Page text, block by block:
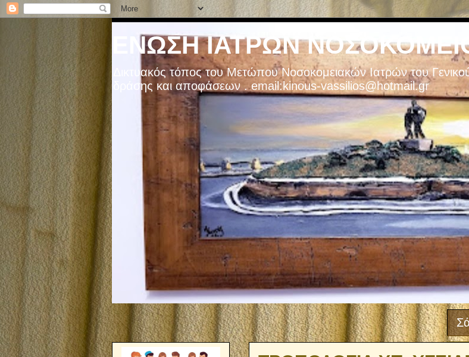
ΕΝΩΣΗ ΙΑΤΡΩΝ
Δικτυακός τόπος του Μετώπου Νοσοκομειακών Ιατρών του
δράσης και αποφάσεων . email:kinous-vassilios@hotmail.gr